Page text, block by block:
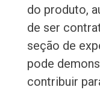
do produto,
de ser
seção de
pode
contribuir